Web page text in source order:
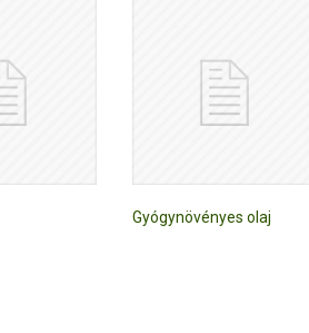
Gyógynövényes olaj